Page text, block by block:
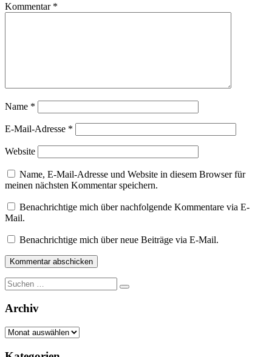
Kommentar *
Name *
E-Mail-Adresse *
Website
Name, E-Mail-Adresse und Website in diesem Browser für
meinen nächsten Kommentar speichern.
Benachrichtige mich über nachfolgende Kommentare via E-
Mail.
Benachrichtige mich über neue Beiträge via E-Mail.
Suche
nach:
Archiv
Archiv